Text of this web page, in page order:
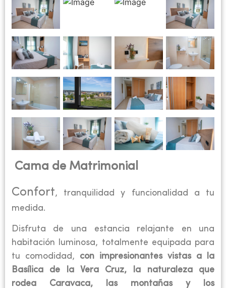
Cama de Matrimonial
Confort, tranquilidad y funcionalidad a tu
medida.
Disfruta de una estancia relajante en una
habitación luminosa, totalmente equipada para
tu comodidad, con impresionantes vistas a la
Basílica de la Vera Cruz, la naturaleza que
rodea Caravaca, las montañas y los